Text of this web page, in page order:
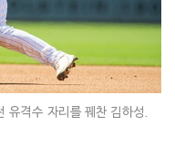
유격수 자리를 꿰찬 김하성.